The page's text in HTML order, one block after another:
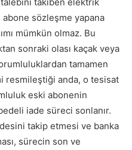
abone sözleşme yapana
mümkün olmaz. Bu
sonraki olası kaçak veya
tamamen
resmileştiği anda, o tesisat
eski abonenin
iade süreci sonlanır.
takip etmesi ve banka
sürecin son ve